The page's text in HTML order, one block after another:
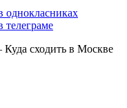
однокласниках
телеграме
сходить в Москве